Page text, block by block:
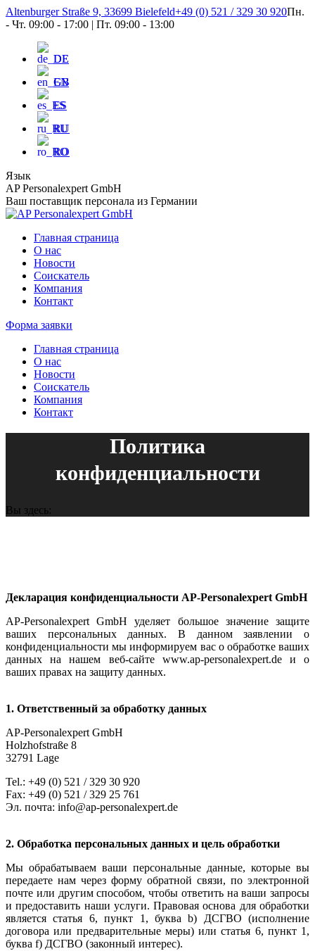
Перейти
к
Altenburger Straße 9, 33699 Bielefeld+49 (0) 521 / 329 30 920Пн.
- Чт. 09:00 - 17:00 | Пт. 09:00 - 13:00
DE
EN
ES
RU
RO
Язык
AP Personalexpert GmbH
Ваш поставщик персонала из Германии
Главная страница
О нас
Новости
Соискатель
Компания
Контакт
Форма заявки
Главная страница
О нас
Новости
Соискатель
Компания
Контакт
Политика
конфиденциальности
Вы здесь:
Декларация конфиденциальности AP-Personalexpert GmbH
AP-Personalexpert GmbH уделяет большое значение защите
ваших персональных данных. В данном заявлении о
конфиденциальности мы информируем вас о обработке ваших
данных на нашем веб-сайте www.ap-personalexpert.de и о
ваших правах на защиту данных.
1. Ответственный за обработку данных
AP-Personalexpert GmbH
Holzhofstraße 8
32791 Lage
Tel.: +49 (0) 521 / 329 30 920
Fax: +49 (0) 521 / 329 25 761
Эл. почта: info@ap-personalexpert.de
2. Обработка персональных данных и цель обработки
Мы обрабатываем ваши персональные данные, которые вы
передаете нам через форму обратной связи, по электронной
почте или другим способом, чтобы ответить на ваши запросы
и предоставить наши услуги. Правовая основа для обработки
является статья 6, пункт 1, буква b) ДСГВО (исполнение
договора или предварительные меры) или статья 6, пункт 1,
буква f) ДСГВО (законный интерес).